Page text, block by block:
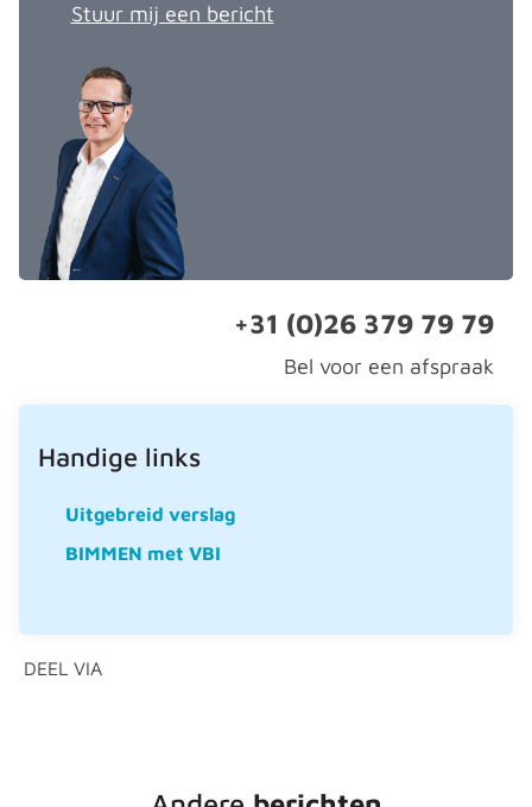
Stuur mij een bericht
+31 (0)26 379 79 79
Bel voor een afspraak
Handige links
Uitgebreid verslag
BIMMEN met VBI
DEEL VIA